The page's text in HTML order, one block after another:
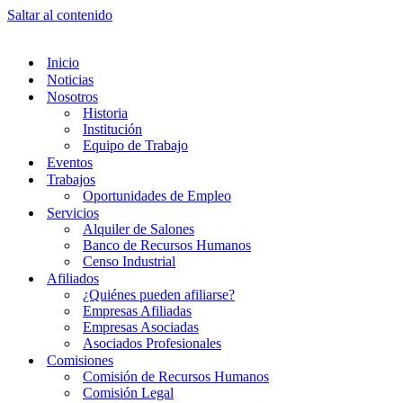
Saltar al contenido
Inicio
Noticias
Nosotros
Historia
Institución
Equipo de Trabajo
Eventos
Trabajos
Oportunidades de Empleo
Servicios
Alquiler de Salones
Banco de Recursos Humanos
Censo Industrial
Afiliados
¿Quiénes pueden afiliarse?
Empresas Afiliadas
Empresas Asociadas
Asociados Profesionales
Comisiones
Comisión de Recursos Humanos
Comisión Legal